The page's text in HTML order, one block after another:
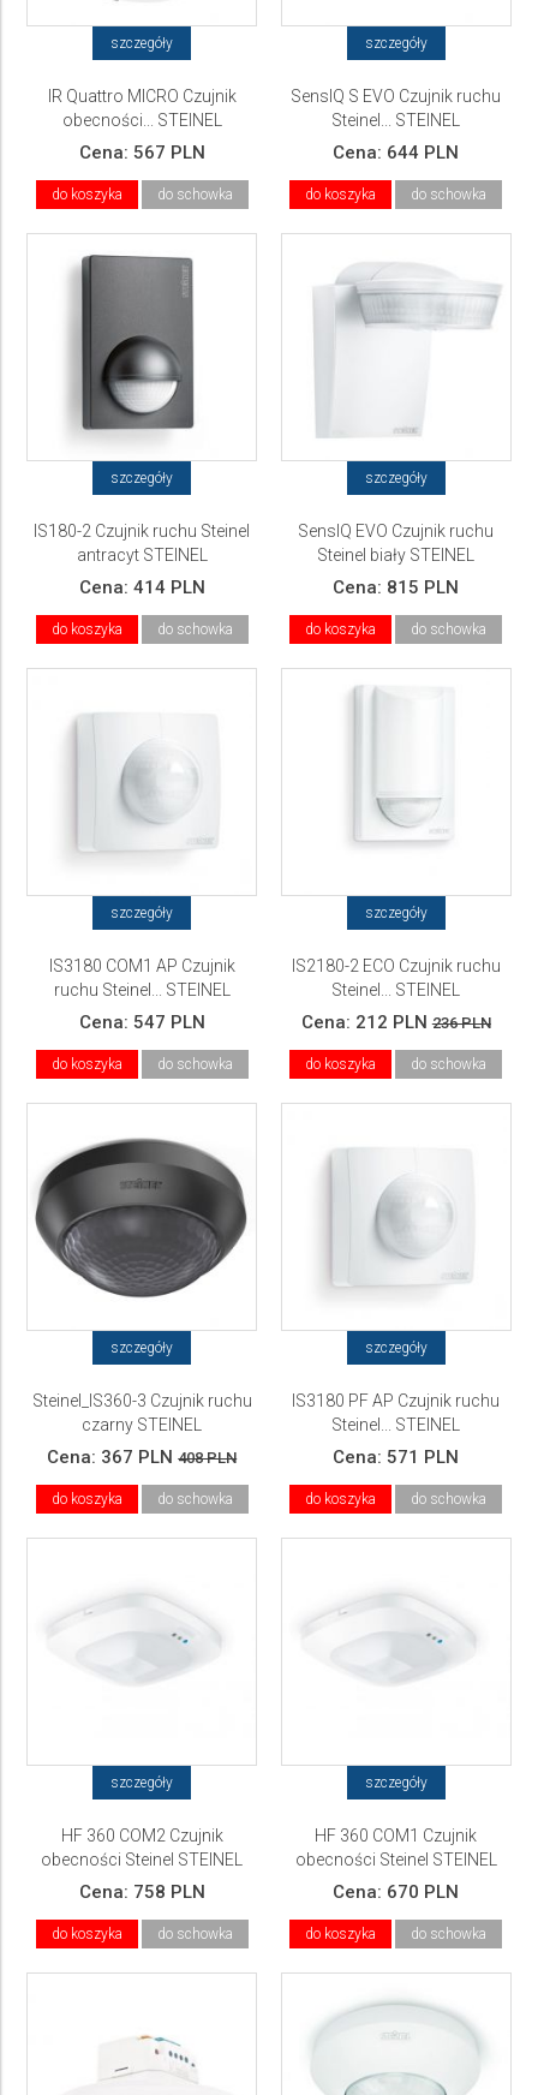
szczegóły
IR Quattro MICRO Czujnik
obecności... STEINEL
Cena: 567 PLN
do koszyka do schowka
szczegóły
SensIQ S EVO Czujnik ruchu
Steinel... STEINEL
Cena: 644 PLN
do koszyka do schowka
szczegóły
IS180-2 Czujnik ruchu Steinel
antracyt STEINEL
Cena: 414 PLN
do koszyka do schowka
szczegóły
SensIQ EVO Czujnik ruchu
Steinel biały STEINEL
Cena: 815 PLN
do koszyka do schowka
szczegóły
IS3180 COM1 AP Czujnik
ruchu Steinel... STEINEL
Cena: 547 PLN
do koszyka do schowka
szczegóły
IS2180-2 ECO Czujnik ruchu
Steinel... STEINEL
Cena: 212 PLN 236 PLN
do koszyka do schowka
szczegóły
Steinel_IS360-3 Czujnik ruchu
czarny STEINEL
Cena: 367 PLN 408 PLN
do koszyka do schowka
szczegóły
IS3180 PF AP Czujnik ruchu
Steinel... STEINEL
Cena: 571 PLN
do koszyka do schowka
szczegóły
HF 360 COM2 Czujnik
obecności Steinel STEINEL
Cena: 758 PLN
do koszyka do schowka
szczegóły
HF 360 COM1 Czujnik
obecności Steinel STEINEL
Cena: 670 PLN
do koszyka do schowka